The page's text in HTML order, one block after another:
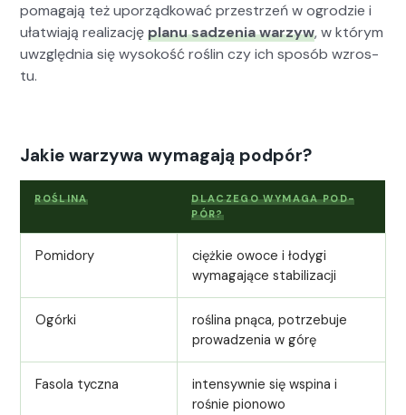
poma­ga­ją też uporząd­kować przestrzeń w ogrodzie i
ułatwia­ją real­iza­cjęplanu sadzenia warzyw, w którym
uwzględ­nia się wysokość roślin czy ich sposób wzros­
tu.
Jakie warzywa wymagają podpór?
ROŚLI­NA
DLACZEGO WYMA­GA POD­
PÓR?
Pomi­do­ry
ciężkie owoce i łody­gi
wyma­ga­jące sta­bi­liza­cji
Ogór­ki
rośli­na pną­ca, potrze­bu­je
prowadzenia w górę
Faso­la tycz­na
inten­sy­wnie się wspina i
rośnie pio­nowo